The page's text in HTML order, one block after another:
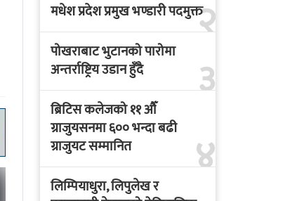
२
मधेश प्रदेश प्रमुख भण्डारी पदमुक्त
३
पोखराबाट भुटानको पारोमा
अन्तर्राष्ट्रिय उडान हुँदै
४
ब्रिटिस कलेजको ११ औँ
ग्राजुयसनमा ६०० भन्दा बढी
ग्राजुयट सम्मानित
लिम्पियाधुरा, लिपुलेख र